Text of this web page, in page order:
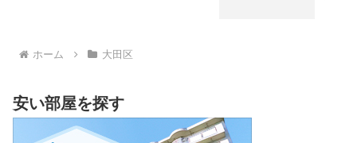
ホーム 大田区
安い部屋を探す